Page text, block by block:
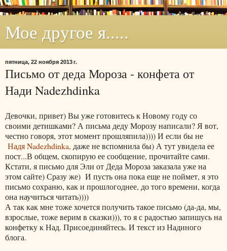
Мое другое я.....
пятница, 22 ноября 2013 г.
Письмо от деда Мороза - конфета от
Нади Nadezhdinka
Девочки, привет) Вы уже готовитесь к Новому году со
своими детишками? А письма деду Морозу написали? Я вот,
честно говоря, этот момент прошляпила)))) И если бы не
Надя Nadezhdinka, даже не вспомнила бы) А тут увидела ее
пост...В общем, скопирую ее сообщение, прочитайте сами.
Кстати, я письмо для Эли от Деда Мороза заказала уже на
этом сайте) Сразу же) И пусть она пока еще не поймет, я это
письмо сохраню, как и прошлогоднее, до того времени, когда
она научиться читать))))
А так как мне тоже хочется получить такое письмо (да-да, мы,
взрослые, тоже верим в сказки))), то я с радостью запишусь на
конфетку к Над. Присоединяйтесь. И текст из Надиного
блога.